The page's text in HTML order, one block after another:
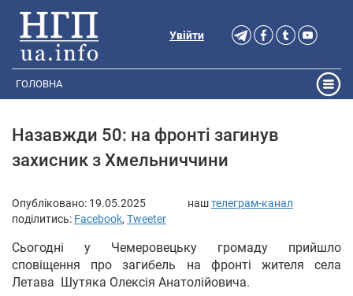
Увійти
ГОЛОВНА
Назавжди 50: на фронті загинув
захисник з Хмельниччини
Опубліковано: 19.05.2025 наштелеграм-канал
поділитись: Facebook, Tweeter
Сьогодні у Чемеровецьку громаду прийшло
сповіщення про загибель на фронті жителя села
Летава Шутяка Олексія Анатолійовича.